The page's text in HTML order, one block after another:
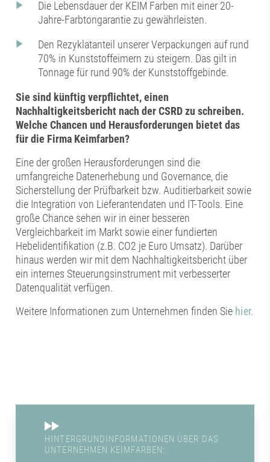
Die Lebensdauer der KEIM Farben mit einer 20-
Jahre-Farbtongarantie zu gewährleisten.
Den Rezyklatanteil unserer Verpackungen auf rund
70% in Kunststoffeimern zu steigern. Das gilt in
Tonnage für rund 90% der Kunststoffgebinde.
Sie sind künftig verpflichtet, einen
Nachhaltigkeitsbericht nach der CSRD zu schreiben.
Welche Chancen und Herausforderungen bietet das
für die Firma Keimfarben?
Eine der großen Herausforderungen sind die
umfangreiche Datenerhebung und Governance, die
Sicherstellung der Prüfbarkeit bzw. Auditierbarkeit sowie
die Integration von Lieferantendaten und IT-Tools. Eine
große Chance sehen wir in einer besseren
Vergleichbarkeit im Markt sowie einer fundierten
Hebelidentifikation (z.B. CO2 je Euro Umsatz). Darüber
hinaus werden wir mit dem Nachhaltigkeitsbericht über
ein internes Steuerungsinstrument mit verbesserter
Datenqualität verfügen.
Weitere Informationen zum Unternehmen finden Sie hier.
HINTERGRUNDINFORMATIONEN ÜBER DAS
UNTERNEHMEN KEIMFARBEN: